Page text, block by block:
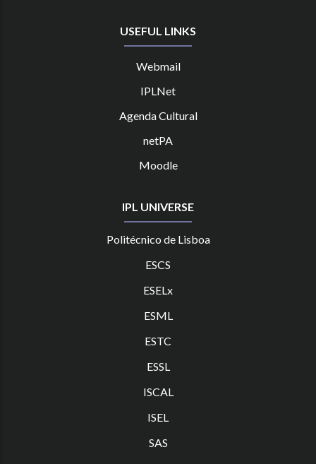
USEFUL LINKS
Webmail
IPLNet
Agenda Cultural
netPA
Moodle
IPL UNIVERSE
Politécnico de Lisboa
ESCS
ESELx
ESML
ESTC
ESSL
ISCAL
ISEL
SAS